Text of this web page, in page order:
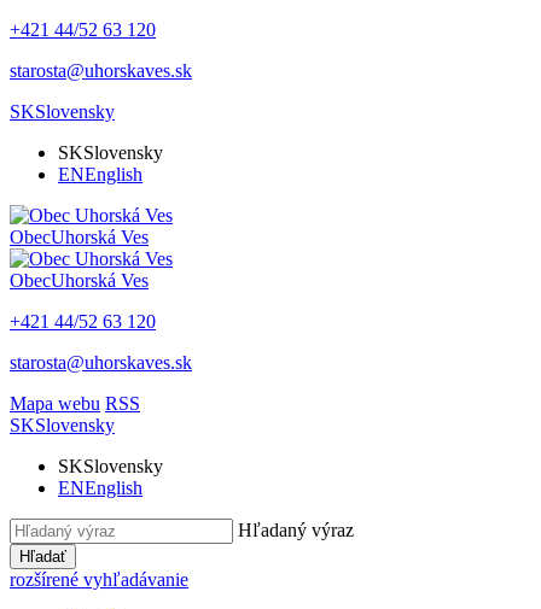
+421 44/52 63 120
starosta@uhorskaves.sk
SKSlovensky
SKSlovensky
ENEnglish
ObecUhorská Ves
ObecUhorská Ves
+421 44/52 63 120
starosta@uhorskaves.sk
Mapa webu RSS
SKSlovensky
SKSlovensky
ENEnglish
Hľadaný výraz
Hľadať
rozšírené vyhľadávanie